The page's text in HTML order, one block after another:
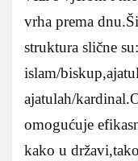
vrha prema
struktura slične
islam/
ajatulah/
omogućuje
kako u